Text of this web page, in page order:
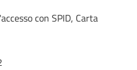
con SPID, Carta